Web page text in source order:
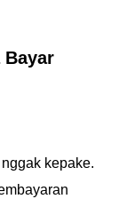
Bayar
kepake.